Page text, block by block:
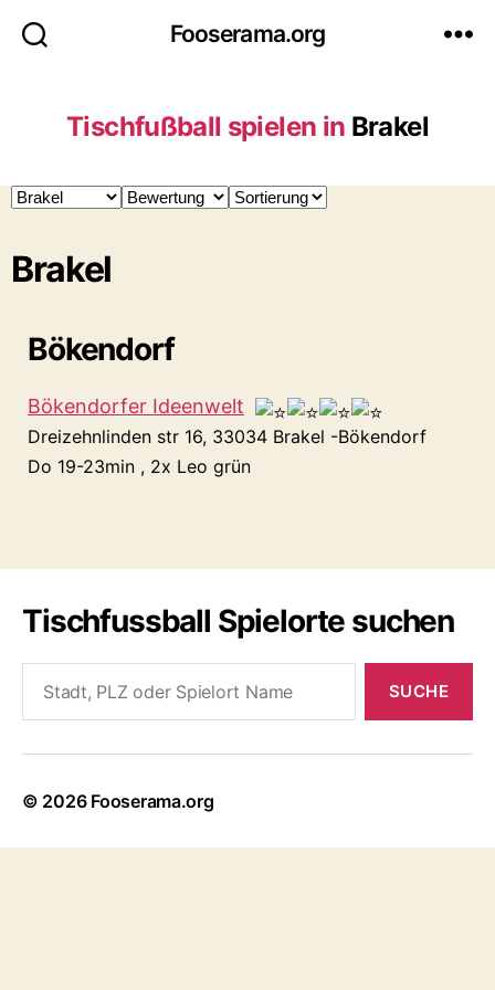
Fooserama.org
Tischfußball spielen in Brakel
Brakel
Bökendorf
Bökendorfer Ideenwelt
Dreizehnlinden str 16, 33034 Brakel -Bökendorf
Do 19-23min , 2x Leo grün
Tischfussball Spielorte suchen
© 2026 Fooserama.org